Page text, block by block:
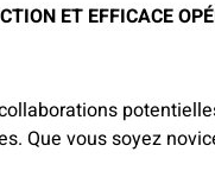
ET EFFICACE
Que vous soyez